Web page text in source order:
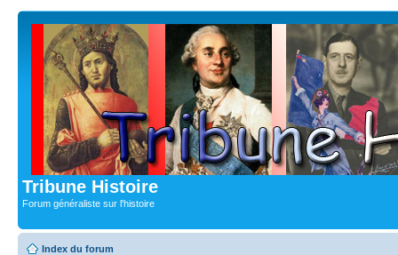
Tribune Histoire
Forum généraliste sur l'histoire
Index du forum